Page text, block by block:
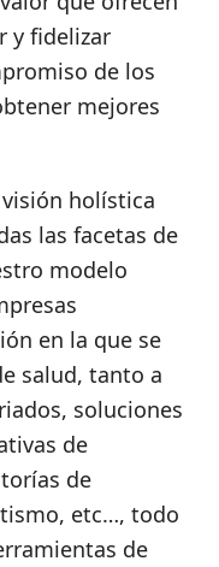
y fidelizar
de los
mejores
holística
las facetas de
modelo
en la que se
salud, tanto a
soluciones
de
de
etc…, todo
de